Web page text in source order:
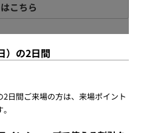
こちら
）の2日間
日間ご来場の方は、来場ポイント